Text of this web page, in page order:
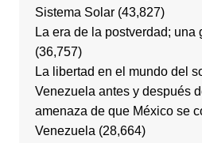
Sistema Solar (43,827)
La era de la postverdad; una
(36,757)
La libertad en el mundo del
Venezuela antes y después
amenaza de que México se
Venezuela (28,664)